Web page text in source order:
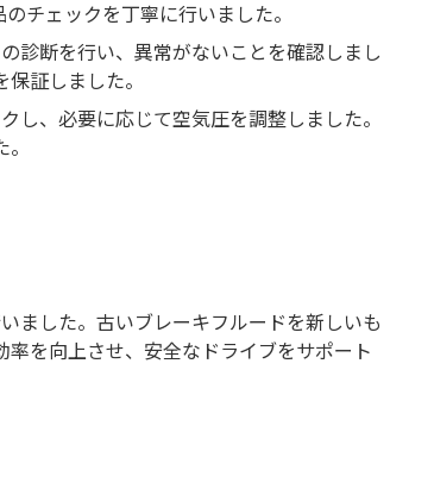
チェックを丁寧に行いました。
診断を行い、異常がないことを確認しまし
証しました。
し、必要に応じて空気圧を調整しました。
ました。古いブレーキフルードを新しいも
を向上させ、安全なドライブをサポート